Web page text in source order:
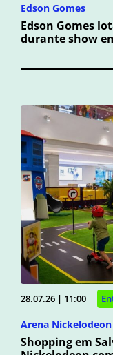
Edson Gomes
Edson Gomes
durante show
28.07.26 | 11:00
Arena Nickelodeon
Shopping em